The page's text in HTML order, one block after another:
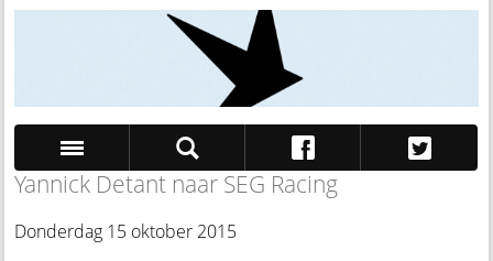
Yannick Detant naar SEG Racing
Donderdag 15 oktober 2015